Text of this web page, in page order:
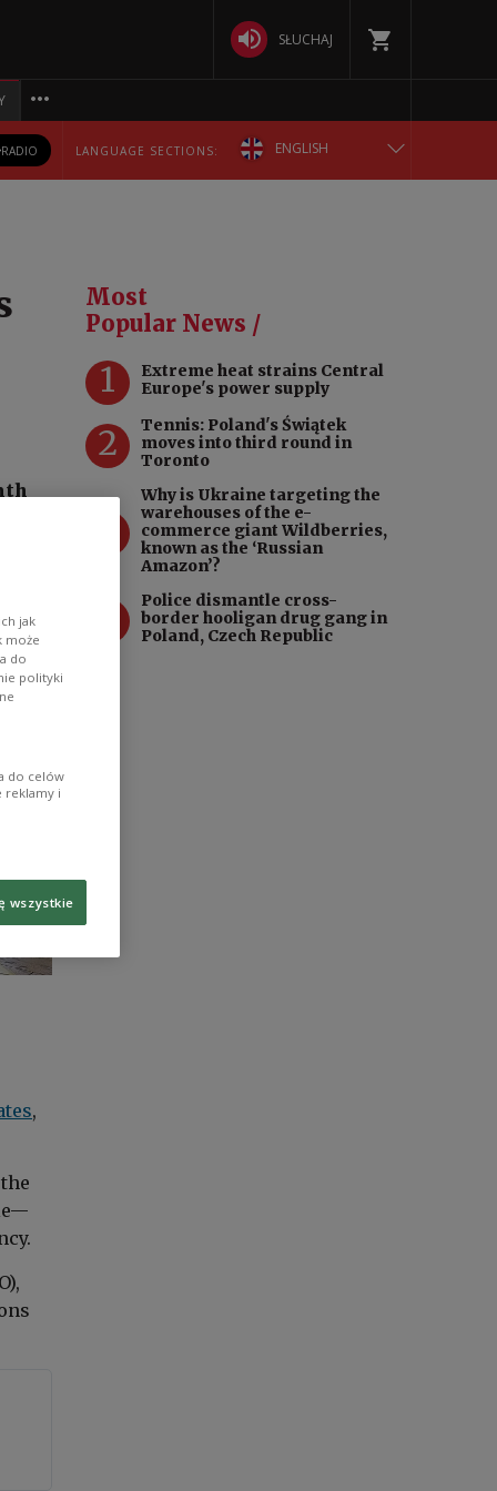
SŁUCHAJ
RADIO LANGUAGE SECTIONS: ENGLISH
РУССКИЙ
УКРАЇНСЬКА
,
Most
Popular News /
1
Extreme heat strains Central
Europe's power supply
2
Tennis: Poland's Świątek
moves into third round in
Toronto
Why is Ukraine targeting the
warehouses of the e-
commerce giant Wildberries,
known as the ‘Russian
Amazon’?
Police dismantle cross-
border hooligan drug gang in
Poland, Czech Republic
jak
może
do
polityki
do celów
reklamy i
wszystkie